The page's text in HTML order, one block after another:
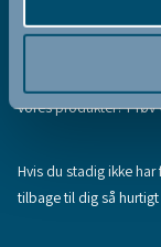
Fandt du ikke den
vores produkter?
Hvis du stadig ikke
tilbage til dig så